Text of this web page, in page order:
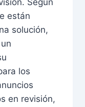
Según
están
solución,
los
en revisión,